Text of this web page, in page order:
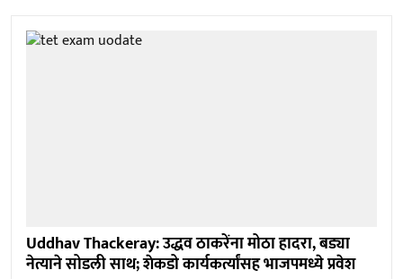
Uddhav Thackeray: उद्धव ठाकरेंना मोठा हादरा, बड्या
नेत्याने सोडली साथ; शेकडो कार्यकर्त्यांसह भाजपमध्ये प्रवेश